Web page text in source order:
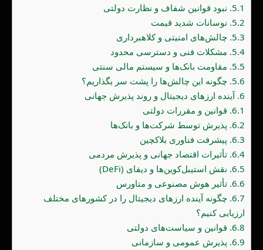
5.1. نبود قوانین شفاف و نظارت دولتی
5.2. نوسانات شدید قیمت
5.3. چالش‌های امنیتی و کلاهبرداری
5.4. مشکلات فنی و دسترسی محدود
5.5. مقاومت بانک‌ها و سیستم مالی سنتی
5.6. چگونه این چالش‌ها را پشت سر بگذاریم؟
6. آینده ارزهای دیجیتال و روند پذیرش جهانی
6.1. قوانین و مقررات دولتی
6.2. پذیرش توسط شرکت‌ها و بانک‌ها
6.3. پیشرفت فناوری بلاکچین
6.4. تأثیرات اقتصاد جهانی و پذیرش مردمی
6.5. نقش استیبل‌کوین‌ها و دیفای (DeFi)
6.6. تأثیر هوش مصنوعی و متاورس
6.7. چگونه آینده ارزهای دیجیتال را در کشورهای مختلف
ارزیابی کنیم؟
6.8. قوانین و سیاست‌های دولتی
6.9. پذیرش عمومی و سازمانی